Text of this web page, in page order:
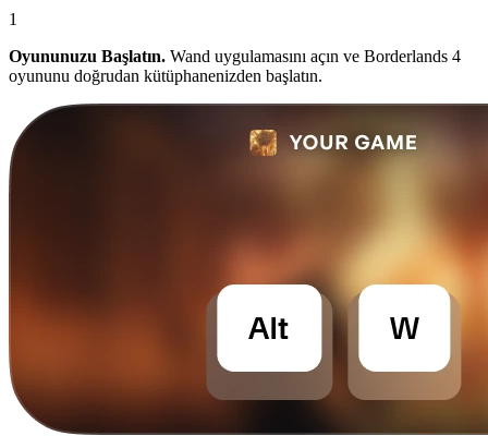
1
Oyununuzu Başlatın. Wand uygulamasını açın ve Borderlands 4
oyununu doğrudan kütüphanenizden başlatın.